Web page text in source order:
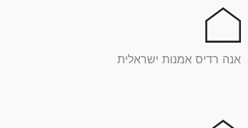
דילוג
אנה רדיס אמנות ישראלית